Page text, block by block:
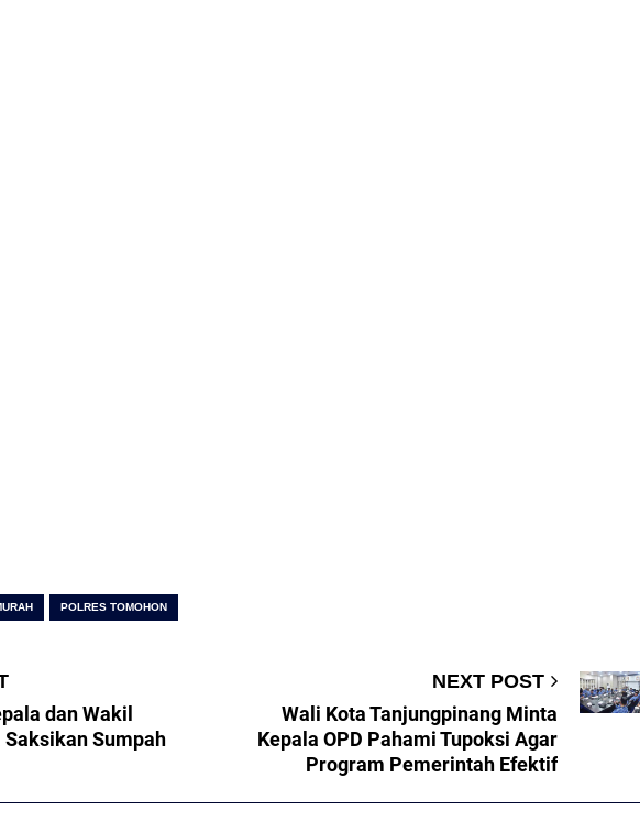
POLRES TOMOHON
dan Wakil
Saksikan Sumpah
NEXT POST
Wali Kota Tanjungpinang Minta
Kepala OPD Pahami Tupoksi Agar
Program Pemerintah Efektif